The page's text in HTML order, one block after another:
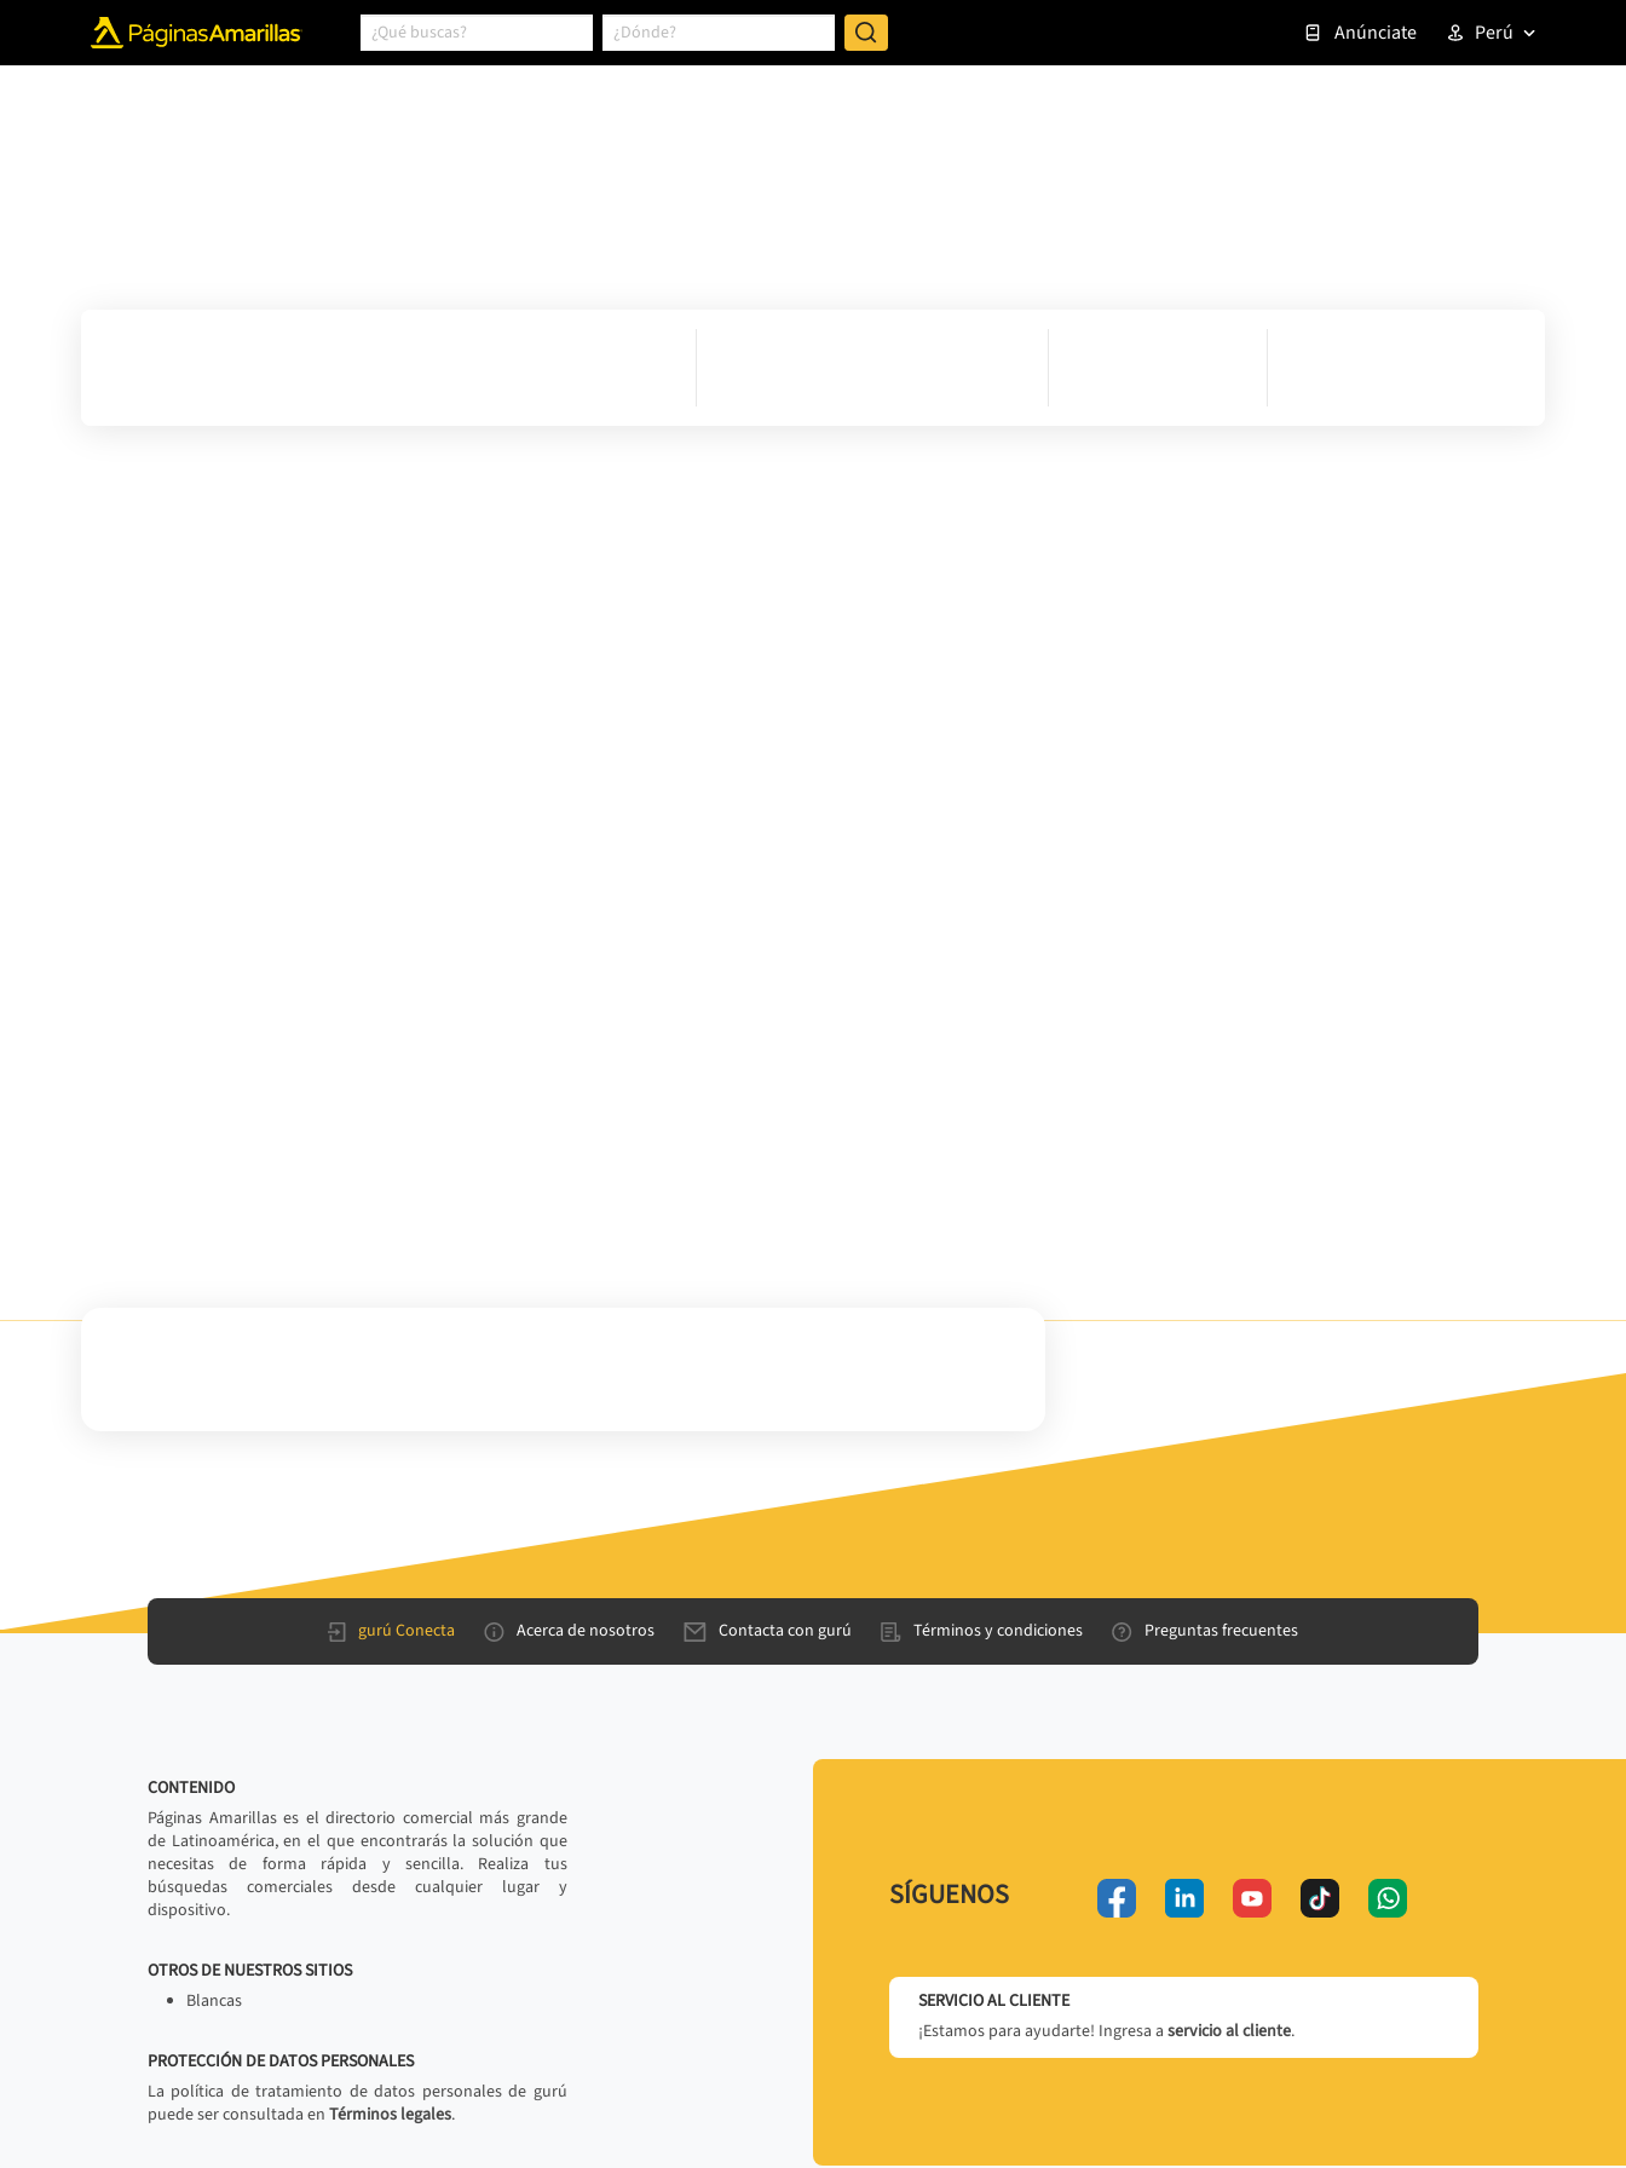
Anúnciate Perú
gurú Conecta Acerca de nosotros Contacta con gurú Términos y condiciones Preguntas frecuentes
CONTENIDO
Páginas Amarillas es el directorio comercial más grande
de Latinoamérica, en el que encontrarás la solución que
necesitas de forma rápida y sencilla. Realiza tus
búsquedas comerciales desde cualquier lugar y
dispositivo.
OTROS DE NUESTROS SITIOS
Blancas
PROTECCIÓN DE DATOS PERSONALES
La política de tratamiento de datos personales de gurú
puede ser consultada en Términos legales.
SÍGUENOS
SERVICIO AL CLIENTE
¡Estamos para ayudarte! Ingresa a servicio al cliente.